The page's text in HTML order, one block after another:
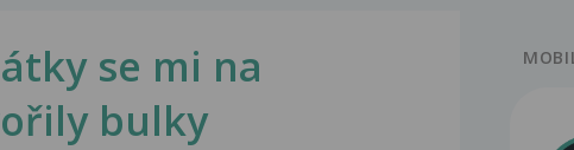
se mi na
bulky